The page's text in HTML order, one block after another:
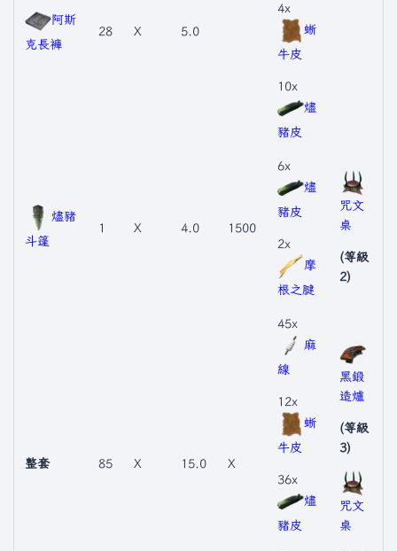
阿斯
克長褲
28 X 5.0
4x
蜥
牛皮
10x
燼
豬皮
燼豬
斗篷
1 X 4.0 1500
6x
燼
豬皮
2x
摩
根之腱
咒文
桌
(等級
2)
整套 85 X 15.0 X
45x
麻
線
12x
蜥
牛皮
36x
燼
豬皮
黑鍛
造爐
(等級
3)
咒文
桌